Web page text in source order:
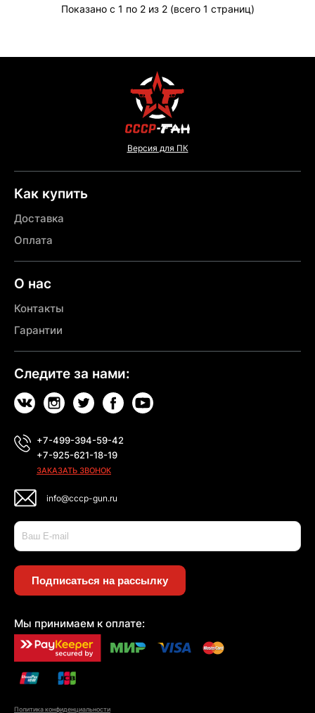
Показано с 1 по 2 из 2 (всего 1 страниц)
Версия для ПК
Как купить
Доставка
Оплата
О нас
Контакты
Гарантии
Следите за нами:
+7-499-394-59-42
+7-925-621-18-19
ЗАКАЗАТЬ ЗВОНОК
info@cccp-gun.ru
Подписаться на рассылку
Мы принимаем к оплате:
Политика конфиденциальности